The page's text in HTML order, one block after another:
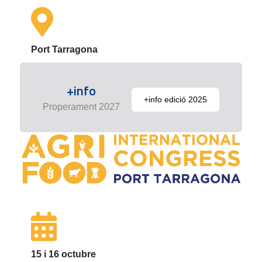
Port Tarragona
+info
Properament 2027
+info edició 2025
15 i 16 octubre